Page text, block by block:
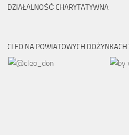
DZIAŁALNOŚĆ CHARYTATYWNA
CLEO NA POWIATOWYCH